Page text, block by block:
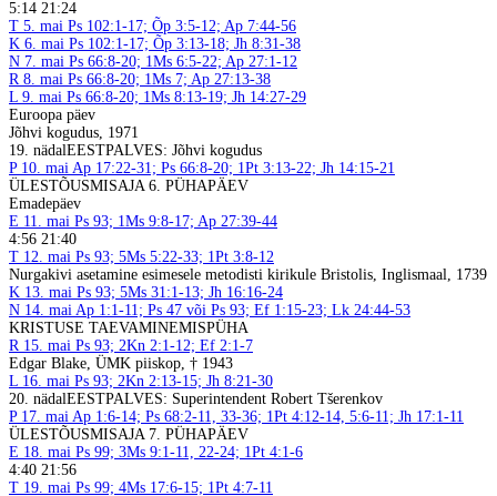
5:14 21:24
T 5. mai Ps 102:1-17; Õp 3:5-12; Ap 7:44-56
K 6. mai Ps 102:1-17; Õp 3:13-18; Jh 8:31-38
N 7. mai Ps 66:8-20; 1Ms 6:5-22; Ap 27:1-12
R8. mai Ps 66:8-20; 1Ms 7; Ap 27:13-38
L 9. mai Ps 66:8-20; 1Ms 8:13-19; Jh 14:27-29
Euroopa päev
Jõhvi kogudus, 1971
19. nädalEESTPALVES: Jõhvi kogudus
P10. mai Ap 17:22-31; Ps 66:8-20; 1Pt 3:13-22; Jh 14:15-21
ÜLESTÕUSMISAJA 6. PÜHAPÄEV
Emadepäev
E 11. mai Ps 93; 1Ms 9:8-17; Ap 27:39-44
4:56 21:40
T 12. mai Ps 93; 5Ms 5:22-33; 1Pt 3:8-12
Nurgakivi asetamine esimesele metodisti kirikule Bristolis, Inglismaal, 1739
K 13. mai Ps 93; 5Ms 31:1-13; Jh 16:16-24
N 14. mai Ap 1:1-11; Ps 47 või Ps 93; Ef 1:15-23; Lk 24:44-53
KRISTUSE TAEVAMINEMISPÜHA
R15. mai Ps 93; 2Kn 2:1-12; Ef 2:1-7
Edgar Blake, ÜMK piiskop, † 1943
L 16. mai Ps 93; 2Kn 2:13-15; Jh 8:21-30
20. nädalEESTPALVES: Superintendent Robert Tšerenkov
P17. mai Ap 1:6-14; Ps 68:2-11, 33-36; 1Pt 4:12-14, 5:6-11; Jh 17:1-11
ÜLESTÕUSMISAJA 7. PÜHAPÄEV
E 18. mai Ps 99; 3Ms 9:1-11, 22-24; 1Pt 4:1-6
4:40 21:56
T 19. mai Ps 99; 4Ms 17:6-15; 1Pt 4:7-11